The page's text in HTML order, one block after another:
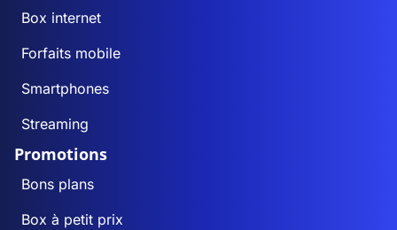
Box internet
Forfaits mobile
Smartphones
Streaming
Promotions
Bons plans
Box à petit prix